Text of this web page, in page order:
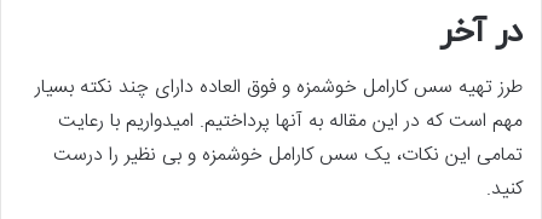
در آخر
طرز تهیه سس کارامل خوشمزه و فوق العاده دارای چند نکته بسیار
مهم است که در این مقاله به آنها پرداختیم. امیدواریم با رعایت
تمامی این نکات، یک سس کارامل خوشمزه و بی نظیر را درست
کنید.